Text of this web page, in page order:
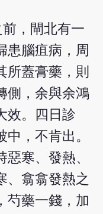
，閘北有一
患腦疽病，周
所蓋膏藥，則
側，余與余鴻
效。四日診
，不肯出。
寒、發熱、
、翕翕發熱之
芍藥一錢，加